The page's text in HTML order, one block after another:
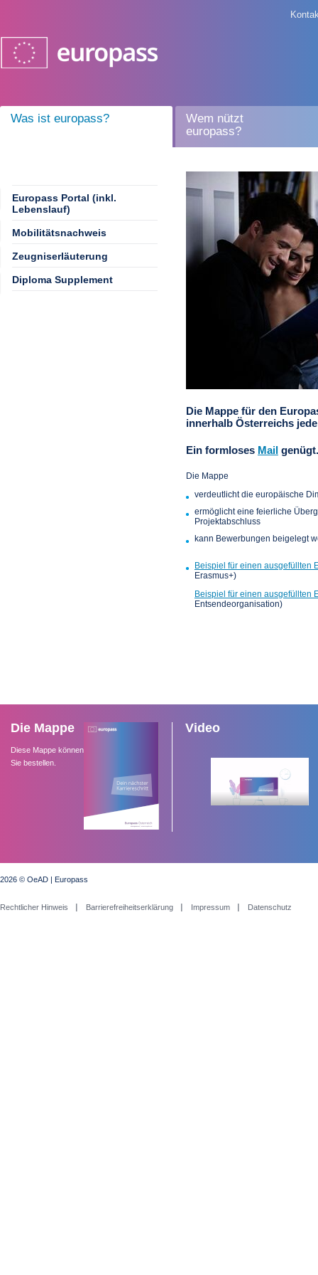
Was ist europass?
Wem nützt
europass?
Europass Portal (inkl.
Lebenslauf)
Mobilitätsnachweis
Zeugniserläuterung
Diploma Supplement
Die Mappe für den
innerhalb Österreichs
Ein formloses Mail genügt.
Die Mappe
verdeutlicht die europäische
ermöglicht eine feierliche
Projektabschluss
kann Bewerbungen beigelegt
Beispiel für einen ausgefüllten
Erasmus+)
Beispiel für einen ausgefüllten
Entsendeorganisation)
Die Mappe
Diese Mappe können
Sie bestellen.
Video
2026 © OeAD | Europass
Rechtlicher Hinweis Barrierefreiheitserklärung Impressum Datenschutz